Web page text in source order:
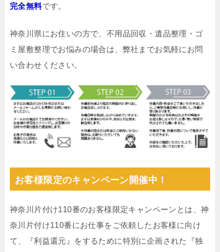
完全無料です。
神奈川県にお住いの方で、不用品回収・遺品整理・ゴ
ミ屋敷整理でお悩みの場合は、弊社までお気軽にお問
い合わせください。
お客様限定のキャンペーン開催中！
神奈川片付け110番のお客様限定キャンペーンとは、神
奈川片付け110番にお仕事をご依頼したお客様に向け
て、『利益還元』をするために特別に企画された『独